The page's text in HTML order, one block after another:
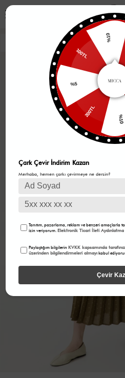
%10
%10
200TL
%5
100TL
Çark Çevir İndirim Kazan
Merhaba, hemen çarkı çevirmeye ne dersin?
Tanıtım, pazarlama, reklam ve benzeri amaçlarla
izin veriyorum.Elektronik Ticari İleti
Paylaştığım bilgilerinKVKK kapsamında
üzerinden bilgilendirmeleri almayı kabul
Çevir